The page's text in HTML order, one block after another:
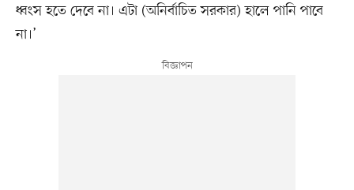
ধ্বংস হতে দেবে না। এটা (অনির্বাচিত সরকার) হালে পানি পাবে
না।’